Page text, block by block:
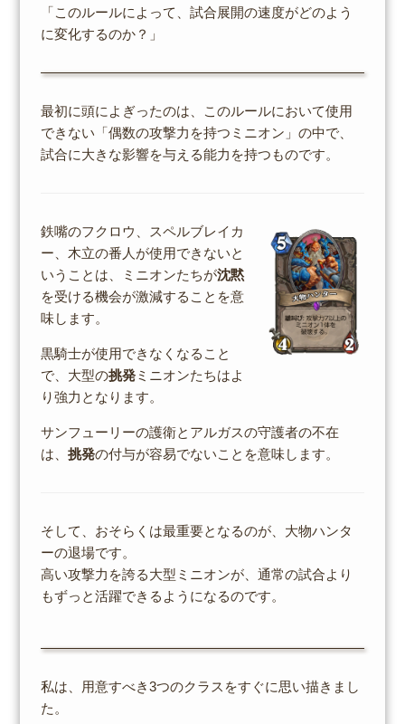
「このルールによって、試合展開の速度がどのよう
に変化するのか？」
最初に頭によぎったのは、このルールにおいて使用
できない「偶数の攻撃力を持つミニオン」の中で、
試合に大きな影響を与える能力を持つものです。
鉄嘴のフクロウ、スペルブレイカ
ー、木立の番人が使用できないと
いうことは、ミニオンたちが沈黙
を受ける機会が激減することを意
味します。
黒騎士が使用できなくなること
で、大型の挑発ミニオンたちはよ
り強力となります。
サンフューリーの護衛とアルガスの守護者の不在
は、 挑発の付与が容易でないことを意味します。
そして、おそらくは最重要となるのが、大物ハンタ
ーの退場です。
高い攻撃力を誇る大型ミニオンが、通常の試合より
もずっと活躍できるようになるのです。
私は、用意すべき3つのクラスをすぐに思い描きまし
た。